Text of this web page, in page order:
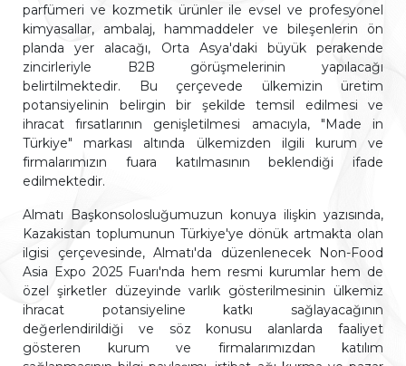
parfümeri ve kozmetik ürünler ile evsel ve profesyonel
kimyasallar, ambalaj, hammaddeler ve bileşenlerin ön
planda yer alacağı, Orta Asya'daki büyük perakende
zincirleriyle B2B görüşmelerinin yapılacağı
belirtilmektedir. Bu çerçevede ülkemizin üretim
potansiyelinin belirgin bir şekilde temsil edilmesi ve
ihracat fırsatlarının genişletilmesi amacıyla, "Made in
Türkiye" markası altında ülkemizden ilgili kurum ve
firmalarımızın fuara katılmasının beklendiği ifade
edilmektedir.
Almatı Başkonsolosluğumuzun konuya ilişkin yazısında,
Kazakistan toplumunun Türkiye'ye dönük artmakta olan
ilgisi çerçevesinde, Almatı'da düzenlenecek Non-Food
Asia Expo 2025 Fuarı'nda hem resmi kurumlar hem de
özel şirketler düzeyinde varlık gösterilmesinin ülkemiz
ihracat potansiyeline katkı sağlayacağının
değerlendirildiği ve söz konusu alanlarda faaliyet
gösteren kurum ve firmalarımızdan katılım